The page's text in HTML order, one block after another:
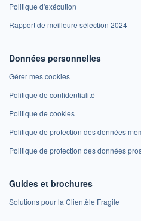
Politique d'exécution
Rapport de meilleure sélection 2024
Données personnelles
Gérer mes cookies
Politique de confidentialité
Politique de cookies
Politique de protection des données
Politique de protection des données
Guides et brochures
Solutions pour la Clientèle Fragile